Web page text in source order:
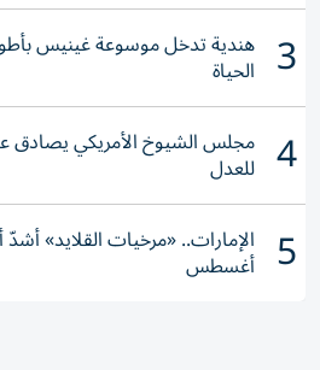
3 هندية تدخل موسوعة غينيس
الحياة
4 مجلس الشيوخ الأمريكي يصادق
للعدل
5 أغسطس